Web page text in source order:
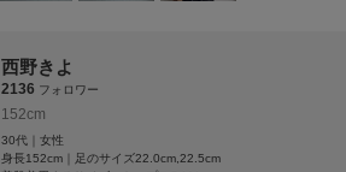
西野きよ
2136 フォロワー
152cm
30代｜女性
身長152cm｜足のサイズ22.0cm,22.5cm